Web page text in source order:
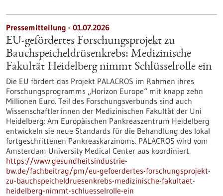
Pressemitteilung - 01.07.2026
EU-gefördertes Forschungsprojekt zu
Bauchspeicheldrüsenkrebs: Medizinische
Fakultät Heidelberg nimmt Schlüsselrolle ein
Die EU fördert das Projekt PALACROS im Rahmen ihres
Forschungsprogramms „Horizon Europe“ mit knapp zehn
Millionen Euro. Teil des Forschungsverbunds sind auch
Wissenschaftler:innen der Medizinischen Fakultät der Uni
Heidelberg: Am Europäischen Pankreaszentrum Heidelberg
entwickeln sie neue Standards für die Behandlung des lokal
fortgeschrittenen Pankreaskarzinoms. PALACROS wird vom
Amsterdam University Medical Center aus koordiniert.
https://www.gesundheitsindustrie-
bw.de/fachbeitrag/pm/eu-gefoerdertes-forschungsprojekt-
zu-bauchspeicheldruesenkrebs-medizinische-fakultaet-
heidelberg-nimmt-schluesselrolle-ein